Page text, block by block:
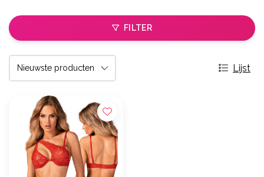
FILTER
Lijst